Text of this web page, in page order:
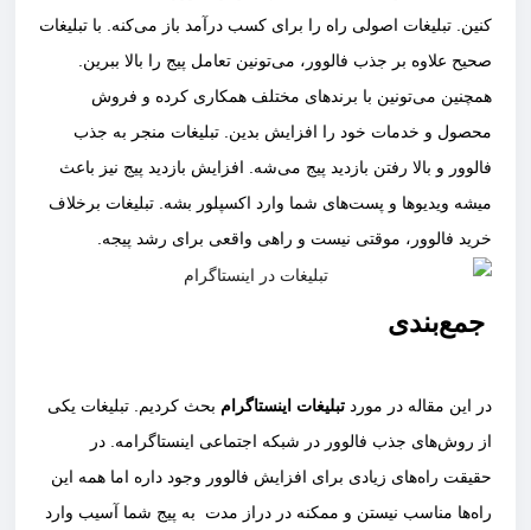
کنین. تبلیغات اصولی راه را برای کسب درآمد باز می‌کنه. با تبلیغات
صحیح علاوه بر جذب فالوور، می‌تونین تعامل پیج را بالا ببرین.
همچنین می‌تونین با برندهای مختلف همکاری کرده و فروش
محصول و خدمات خود را افزایش بدین. تبلیغات منجر به جذب
فالوور و بالا رفتن بازدید پیج می‌شه. افزایش بازدید پیج نیز باعث
میشه ویدیوها و پست‌های شما وارد اکسپلور بشه. تبلیغات برخلاف
خرید فالوور، موقتی نیست و راهی واقعی برای رشد پیجه.
جمع‌بندی
در این مقاله در مورد تبلیغات اینستاگرام بحث کردیم. تبلیغات یکی
از روش‌های جذب فالوور در شبکه اجتماعی اینستاگرامه. در
حقیقت راه‌های زیادی برای افزایش فالوور وجود داره اما همه این
راه‌ها مناسب نیستن و ممکنه در دراز مدت به پیج شما آسیب وارد